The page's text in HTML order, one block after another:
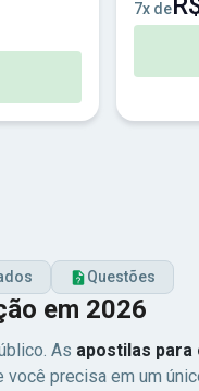
7x de
Questões
em 2026
As apostilas
precisa em um